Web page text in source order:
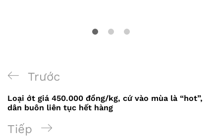
Điều
hướng
bài
viết
Bài
trước
Trước
Loại ớt giá 450.000 đồng/kg, cứ vào mùa là “hot”,
dân buôn liên tục hết hàng
Bài
Tiếp